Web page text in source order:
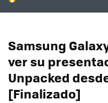
Samsung
ver su
Unpacked
[Finalizado]